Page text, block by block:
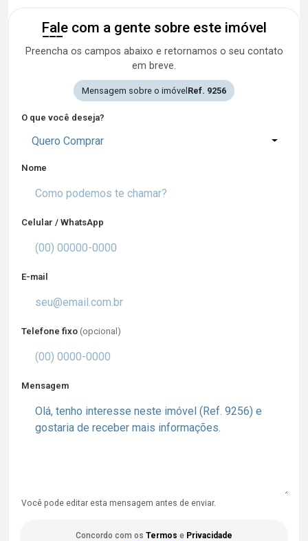
Fale com a gente sobre este imóvel
Preencha os campos abaixo e retornamos o seu contato
em breve.
Mensagem sobre o imóvelRef. 9256
O que você deseja?
Quero Comprar
Nome
Celular / WhatsApp
E-mail
Telefone fixo (opcional)
Mensagem
Você pode editar esta mensagem antes de enviar.
Concordo com os Termos e Privacidade